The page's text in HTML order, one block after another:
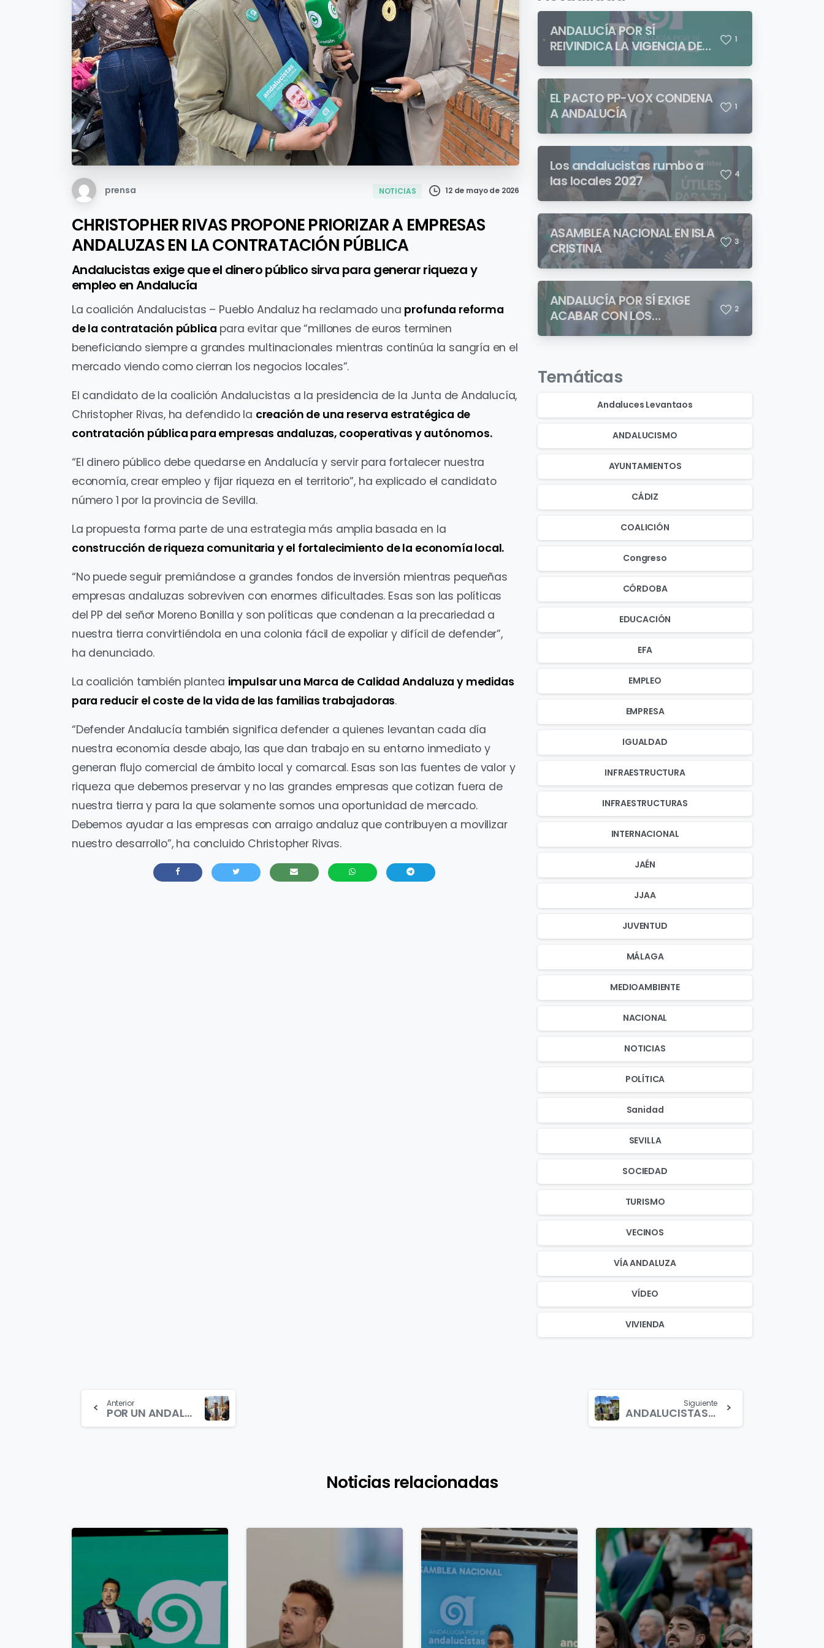
prensa NOTICIAS 12 de mayo de 2026
CHRISTOPHER RIVAS PROPONE PRIORIZAR A EMPRESAS
ANDALUZAS EN LA CONTRATACIÓN PÚBLICA
Andalucistas exige que el dinero público sirva para generar riqueza y
empleo en Andalucía
La coalición Andalucistas – Pueblo Andaluz ha reclamado una profunda reforma
de la contratación pública para evitar que “millones de euros terminen
beneficiando siempre a grandes multinacionales mientras continúa la sangría en el
mercado viendo como cierran los negocios locales”.
El candidato de la coalición Andalucistas a la presidencia de la Junta de Andalucía,
Christopher Rivas, ha defendido la creación de una reserva estratégica de
contratación pública para empresas andaluzas, cooperativas y autónomos.
“El dinero público debe quedarse en Andalucía y servir para fortalecer nuestra
economía, crear empleo y fijar riqueza en el territorio”, ha explicado el candidato
número 1 por la provincia de Sevilla.
La propuesta forma parte de una estrategia más amplia basada en la
construcción de riqueza comunitaria y el fortalecimiento de la economía local.
“No puede seguir premiándose a grandes fondos de inversión mientras pequeñas
empresas andaluzas sobreviven con enormes dificultades. Esas son las políticas
del PP del señor Moreno Bonilla y son políticas que condenan a la precariedad a
nuestra tierra convirtiéndola en una colonia fácil de expoliar y difícil de defender”,
ha denunciado.
La coalición también plantea impulsar una Marca de Calidad Andaluza y medidas
para reducir el coste de la vida de las familias trabajadoras.
“Defender Andalucía también significa defender a quienes levantan cada día
nuestra economía desde abajo, las que dan trabajo en su entorno inmediato y
generan flujo comercial de ámbito local y comarcal. Esas son las fuentes de valor y
riqueza que debemos preservar y no las grandes empresas que cotizan fuera de
nuestra tierra y para la que solamente somos una oportunidad de mercado.
Debemos ayudar a las empresas con arraigo andaluz que contribuyen a movilizar
nuestro desarrollo”, ha concluido Christopher Rivas.
ANDALUCÍA POR SÍ
REIVINDICA LA VIGENCIA DE
BLAS INFANTE FRENTE A
QUIENES PRETENDEN NEGAR
LA IDENTIDAD ANDALUZA
1
EL PACTO PP-VOX CONDENA
A ANDALUCÍA
1
Los andalucistas rumbo a
las locales 2027
4
ASAMBLEA NACIONAL EN ISLA
CRISTINA
3
ANDALUCÍA POR SÍ EXIGE
ACABAR CON LOS
ASENTAMIENTOS
2
Temáticas
Andaluces Levantaos
ANDALUCISMO
AYUNTAMIENTOS
CÁDIZ
COALICIÓN
Congreso
CÓRDOBA
EDUCACIÓN
EFA
EMPLEO
EMPRESA
IGUALDAD
INFRAESTRUCTURA
INFRAESTRUCTURAS
INTERNACIONAL
JAÉN
JJAA
JUVENTUD
MÁLAGA
MEDIOAMBIENTE
NACIONAL
NOTICIAS
POLÍTICA
Sanidad
SEVILLA
SOCIEDAD
TURISMO
VECINOS
VÍA ANDALUZA
VÍDEO
VIVIENDA
Continue
Reading
Anterior
POR UN ANDALUCISMO “REAL Y ÚTIL”
Siguiente
ANDALUCISTAS APUESTA POR UN MODELO DE SOBERANÍA ENERGÉTICA
Noticias relacionadas
4 3